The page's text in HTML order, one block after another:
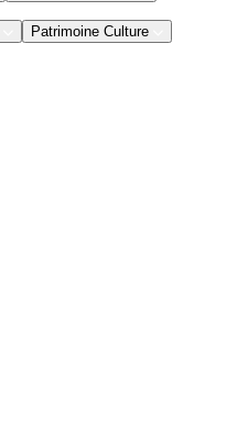
Patrimoine Culture